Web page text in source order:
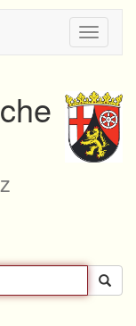
ein/